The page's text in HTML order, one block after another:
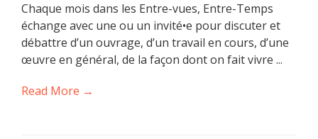
Chaque mois dans les Entre-vues, Entre-Temps
échange avec une ou un invité•e pour discuter et
débattre d’un ouvrage, d’un travail en cours, d’une
œuvre en général, de la façon dont on fait vivre ...
Read More →